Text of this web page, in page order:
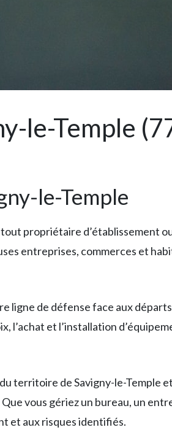
le-Temple
le-Temple
propriétaire d’établissement
entreprises, commerces et
ligne de défense face aux
l’achat et l’installation
territoire de Savigny-le-Temple
vous gériez un bureau, un
et aux risques identifiés.